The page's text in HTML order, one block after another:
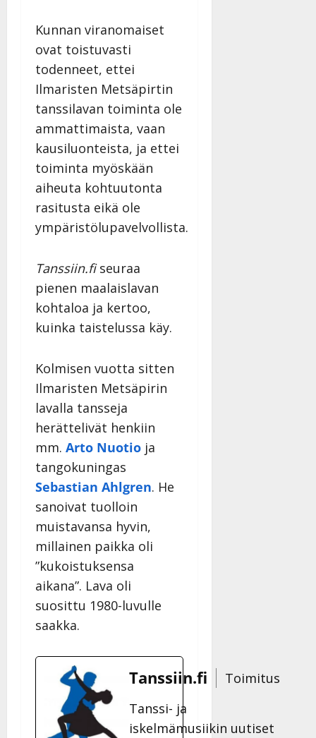
Kunnan viranomaiset
ovat toistuvasti
todenneet, ettei
Ilmaristen Metsäpirtin
tanssilavan toiminta ole
ammattimaista, vaan
kausiluonteista, ja ettei
toiminta myöskään
aiheuta kohtuutonta
rasitusta eikä ole
ympäristölupavelvollista.
Tanssiin.fiseuraa
pienen maalaislavan
kohtaloa ja kertoo,
kuinka taistelussa käy.
Kolmisen vuotta sitten
Ilmaristen Metsäpirin
lavalla tansseja
herättelivät henkiin
mm. Arto Nuotio ja
tangokuningas
Sebastian Ahlgren. He
sanoivat tuolloin
muistavansa hyvin,
millainen paikka oli
”kukoistuksensa
aikana”. Lava oli
suosittu 1980-luvulle
saakka.
Tanssiin.fi
Toimitus
Tanssi- ja
iskelmämusiikin uutiset